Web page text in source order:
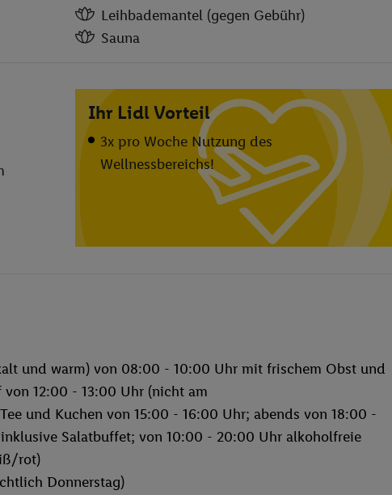
Leihbademantel (gegen Gebühr)
Sauna
Sauna
Rezeption
Bar
Ihr Lidl Vorteil
3x pro Woche Nutzung des
Wellnessbereichs!
und warm) von 08:00 - 10:00 Uhr mit frischem Obst und
12:00 - 13:00 Uhr (nicht am
und Kuchen von 15:00 - 16:00 Uhr; abends von 18:00 -
Salatbuffet; von 10:00 - 20:00 Uhr alkoholfreie
rot)
Donnerstag)